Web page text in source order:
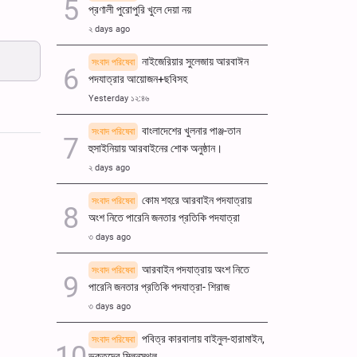
প্রণালী পুরোপুরি খুলে দেয়া নয়
২ days ago
সংবাদ পরিষেবা
নাইজেরিয়ার সুলেজায় আরবাঈন
পদযাত্রার আয়োজন+ছবিসহ
Yesterday ১২:৪৬
সংবাদ পরিষেবা
বাংলাদেশের খুলনার পাঞ্জ-তান
হুসাইনিয়ায় আরবাইনের শোক অনুষ্ঠান।
২ days ago
সংবাদ পরিষেবা
কোম শহরে আরবাইন পদযাত্রায়
অংশ নিতে পারেনি জনতার প্রতিকি পদযাত্রা
৩ days ago
সংবাদ পরিষেবা
আরবাইন পদযাত্রায় অংশ নিতে
পারেনি জনতার প্রতিকি পদযাত্রা- শিরাজ
৩ days ago
সংবাদ পরিষেবা
পবিত্র কারবালায় বাইনুল-হারামাইন,